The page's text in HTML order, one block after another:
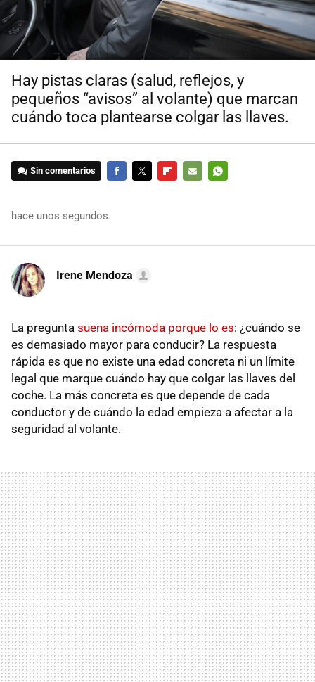
Hay pistas claras (salud, reflejos, y
pequeños “avisos” al volante) que marcan
cuándo toca plantearse colgar las llaves.
Sin comentarios
hace unos segundos
Irene Mendoza
La pregunta suena incómoda porque lo es: ¿cuándo se
es demasiado mayor para conducir? La respuesta
rápida es que no existe una edad concreta ni un límite
legal que marque cuándo hay que colgar las llaves del
coche. La más concreta es que depende de cada
conductor y de cuándo la edad empieza a afectar a la
seguridad al volante.